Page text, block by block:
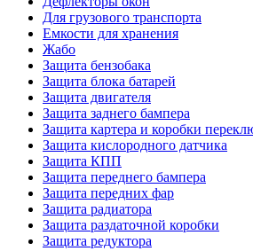
Для грузового транспорта
Емкости для хранения
Жабо
Защита бензобака
Защита блока батарей
Защита двигателя
Защита заднего бампера
Защита картера и коробки
Защита кислородного датчика
Защита КПП
Защита переднего бампера
Защита передних фар
Защита радиатора
Защита раздаточной коробки
Защита редуктора